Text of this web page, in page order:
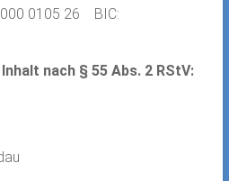
0105 26 BIC:
nach § 55 Abs. 2 RStV: